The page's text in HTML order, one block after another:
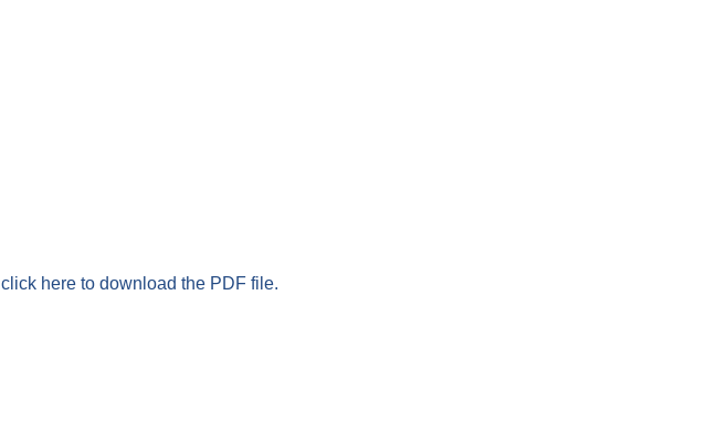
click here to download the PDF file.